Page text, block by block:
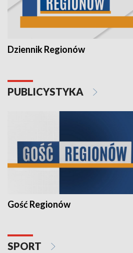
Dziennik Regionów
PUBLICYSTYKA
Gość Regionów
SPORT